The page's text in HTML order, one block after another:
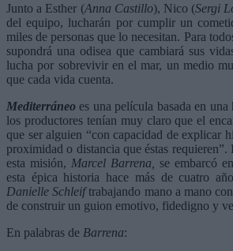
Junto a Esther (Anna Castillo), Nico (Sergi
del equipo, lucharán por cumplir un
miles de personas que lo necesitan. Para
supondrá una odisea que cambiará sus
lucha por sobrevivir en el mar, un medio
que cada vida cuenta.
Mediterráneo es una película basada en
los productores tenían muy claro que el
que ser alguien “con capacidad de explicar
proximidad o distancia que éstas
esta misión, Marcel Barrena,
se embarcó
esta épica historia hace más de cuatro
Danielle Schleiftrabajando mano a mano
de construir un guion emotivo, fidedigno y
En palabras de Barrena: